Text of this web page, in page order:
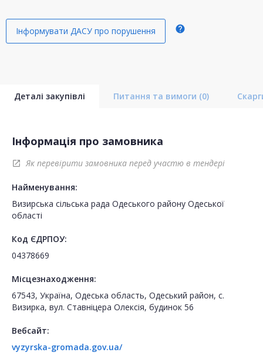
Інформувати ДАСУ про порушення help
Деталі закупівлі Питання та вимоги (0)
Інформація про замовника
open_in_new Як перевірити замовника перед участю в тендері
Найменування:
Визирська сільська рада Одеського району Одеської
області
Код ЄДРПОУ:
04378669
Місцезнаходження:
67543, Україна, Одеська область, Одеський район, с.
Визирка, вул. Ставніцера Олексія, будинок 56
Вебсайт:
vyzyrska-gromada.gov.ua/